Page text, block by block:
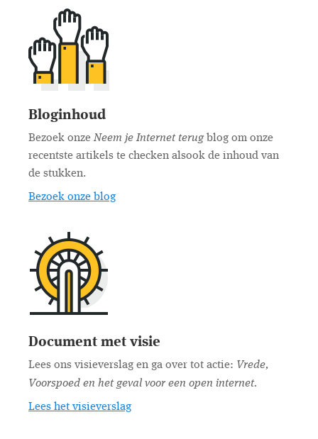
Bloginhoud
Bezoek onze Neem je Internet terugblog om onze
recentste artikels te checken alsook de inhoud van
de stukken.
Bezoek onze blog
Document met visie
Lees ons visieverslag en ga over tot actie: Vrede,
Voorspoed en het geval voor een open internet.
Lees het visieverslag